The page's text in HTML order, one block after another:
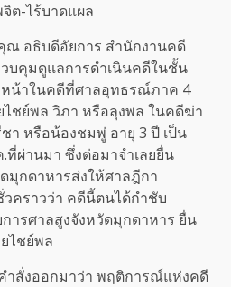
ต-ไร้บาดแผล
อธิบดีอัยการ สำนักงานคดี
บคุมดูแลการดำเนินคดีในชั้น
น้าในคดีที่ศาลอุทธรณ์ภาค 4
ไชย์พล วิภา หรือลุงพล ในคดีฆ่า
า หรือน้องชมพู่ อายุ 3 ปี เป็น
ที่ผ่านมา ซึ่งต่อมาจำเลยยื่น
มุกดาหารส่งให้ศาลฎีกา
คราวว่า คดีนี้ตนได้กำชับ
การศาลสูงจังหวัดมุกดาหาร ยื่น
ไชย์พล
งออกมาว่า พฤติการณ์แห่งคดี